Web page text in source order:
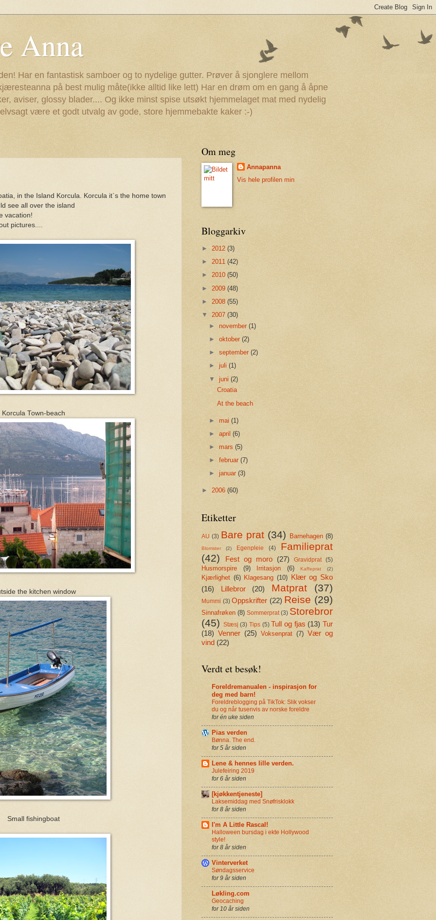
Anna
Har en fantastisk samboer og to nydelige gutter. Prøver å sjonglere mellom
på best mulig måte(ikke alltid like lett) Har en drøm om en gang å åpne
aviser, glossy blader.... Og ikke minst spise utsøkt hjemmelaget mat med nydelig
være et godt utvalg av gode, store hjemmebakte kaker :-)
in the Island Korcula. Korcula it`s the home town
see all over the island
vacation!
pictures....
Korcula Town-beach
the kitchen window
Small fishingboat
Om meg
Annapanna
Vis hele profilen min
Bloggarkiv
► 2012 (3)
► 2011 (42)
► 2010 (50)
► 2009 (48)
► 2008 (55)
▼ 2007 (30)
► november(1)
►oktober(2)
►september(2)
►juli(1)
▼juni(2)
Croatia
At the beach
►mai(1)
►april(6)
► mars(5)
►februar(7)
►januar(3)
► 2006 (60)
Etiketter
AU (3) Bare prat (34) Barnehagen (8)
Blomster (2) Egenpleie (4)
Familieprat
(42)
Fest og moro (27) Gravidprat (5)
Husmorspire (9) Irritasjon (6) Kaffeprat (2)
Kjærlighet (6) Klagesang (10) Klær og Sko
(16)
Lillebror (20) Matprat (37)
Mummi (3) Oppskrifter (22) Reise (29)
Sinnafrøken (8) Sommerprat (3) Storebror
(45)
Stæsj (3) Tips (5) Tull og fjas (13) Tur
(18) Venner (25) Voksenprat (7) Vær og
vind (22)
Verdt et besøk!
Foreldremanualen - inspirasjon for
deg med barn!
Foreldreblogging på TikTok: Slik vokser
du og når tusenvis av norske foreldre
for én uke siden
Pias verden
Bønna. The end.
for 5 år siden
Lene & hennes lille verden.
Julefeiring 2019
for 6 år siden
[kjøkkentjeneste]
Laksemiddag med Snøfrisklokk
for 8 år siden
I'm A Little Rascal!
Halloween bursdag i ekte Hollywood
style!
for 8 år siden
Vinterverket
Søndagsservice
for 9 år siden
Løkling.com
Geocaching
for 10 år siden